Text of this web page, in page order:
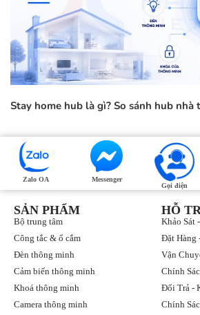
Stay home hub là gì? So sánh hub
Zalo OA
Messenger
Gọi điện
HỖ
Khảo Sát
Đặt Hàng
Vận
Chính
Đổi Trả -
Chính
SẢN PHẨM
Bộ trung tâm
Công tắc & ổ cắm
Đèn thông minh
Cảm biến thông minh
Khoá thông minh
Camera thông minh